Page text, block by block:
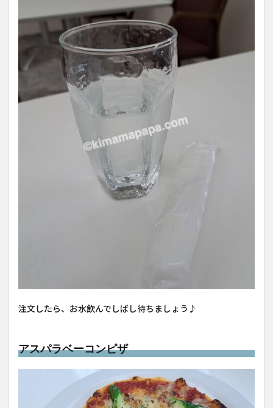
注文したら、お水飲んでしばし待ちましょう♪
アスパラベーコンピザ